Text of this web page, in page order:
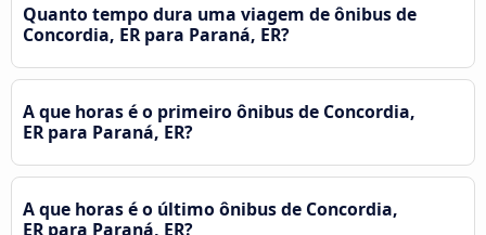
Quanto tempo dura uma viagem de ônibus de
Concordia, ER para Paraná, ER?
A que horas é o primeiro ônibus de Concordia,
ER para Paraná, ER?
A que horas é o último ônibus de Concordia,
ER para Paraná, ER?